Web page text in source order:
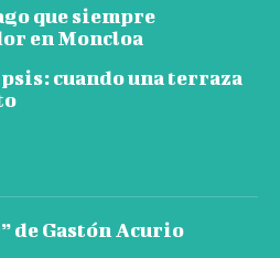
que siempre
en Moncloa
cuando una terraza
de Gastón Acurio